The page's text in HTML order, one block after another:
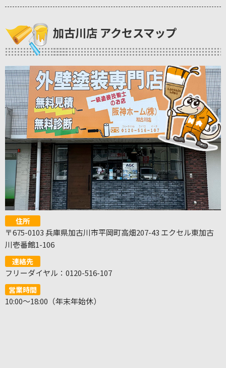
加古川店 アクセスマップ
住所
〒675-0103 兵庫県加古川市平岡町高畑207-43 エクセル東加古
川壱番館1-106
連絡先
フリーダイヤル：0120-516-107
営業時間
10:00～18:00（年末年始休）